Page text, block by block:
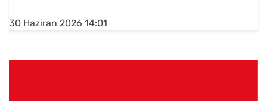
30 Haziran 2026 14:01